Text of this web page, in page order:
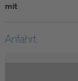
mit
Anfahrt